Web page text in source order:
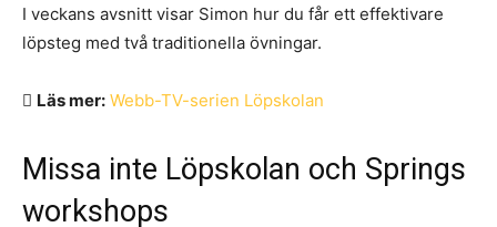
I veckans avsnitt visar Simon hur du får ett effektivare
löpsteg med två traditionella övningar.
Läs mer: Webb-TV-serien Löpskolan
Missa inte Löpskolan och Springs
workshops